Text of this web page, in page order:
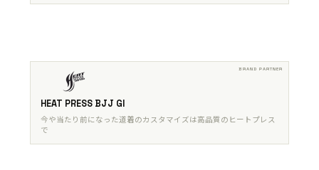
HEAT PRESS BJJ GI
今や当たり前になった道着のカスタマイズは高品質のヒートプレス
で